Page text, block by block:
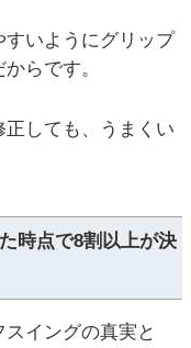
いようにグリップ
らです。
しても、うまくい
時点で8割以上が決
イングの真実と